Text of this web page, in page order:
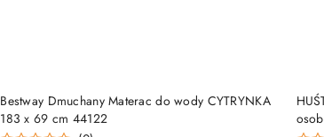
Bestway Dmuchany Materac do wody CYTRYNKA
183 x 69 cm 44122
DODAJ DO KOSZYKA